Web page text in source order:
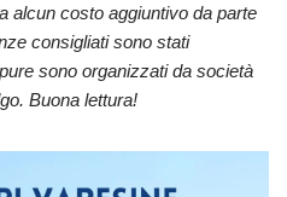
alcun costo aggiuntivo da parte
consigliati sono stati
sono organizzati da società
Buona lettura!